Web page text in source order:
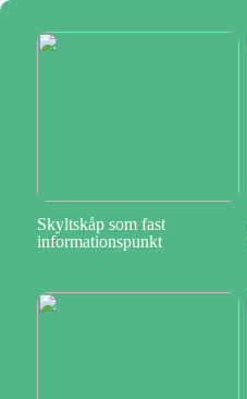
Skyltskåp som fast
informationspunkt